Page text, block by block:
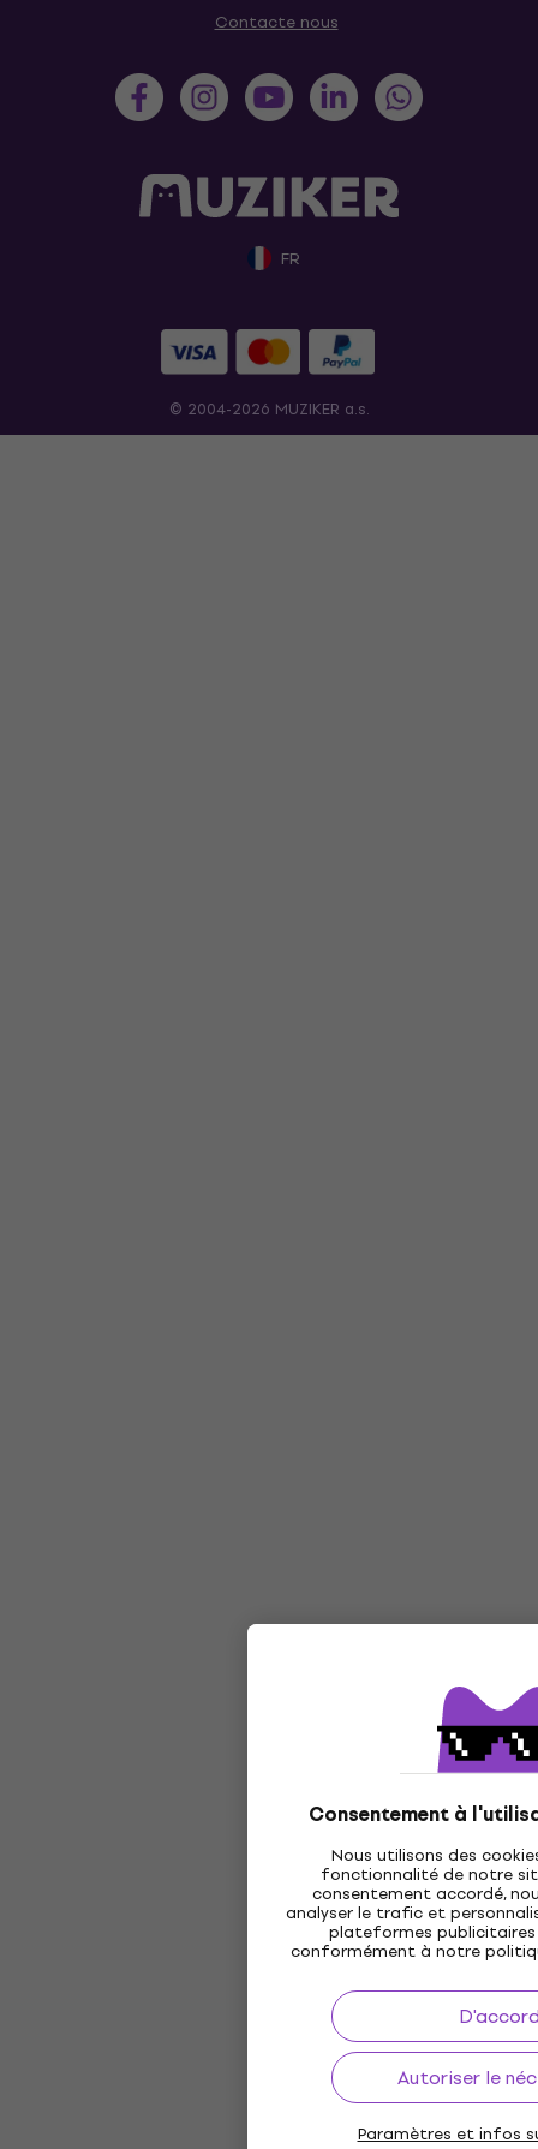
Consentement à
Nous utilisons des
fonctionnalité de notre
consentement accordé,
analyser le trafic et
plateformes
conformément à notre
Autoriser le
Paramètres et infos
Contacte nous
FR
© 2004-2026 MUZIKER a.s.